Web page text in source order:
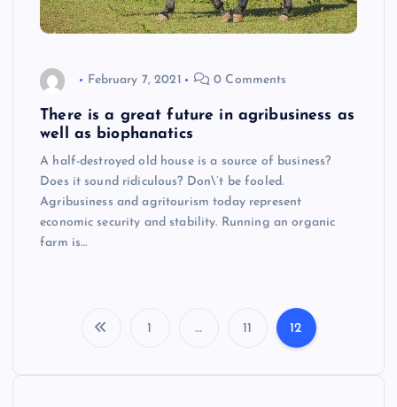
February 7, 2021 0 Comments
There is a great future in agribusiness as
well as biophanatics
A half-destroyed old house is a source of business?
Does it sound ridiculous? Don\’t be fooled.
Agribusiness and agritourism today represent
economic security and stability. Running an organic
farm is…
1 … 11 12